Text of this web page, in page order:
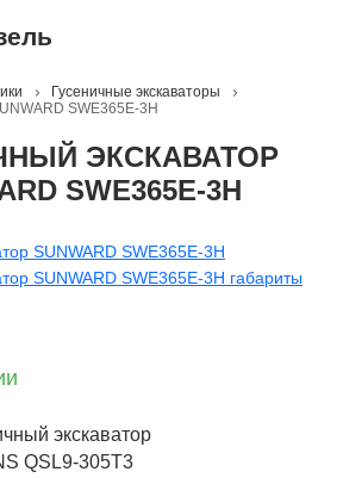
Гусеничные экскаваторы
SWE365E-3H
ЭКСКАВАТОР
SWE365E-3H
экскаватор
QSL9-305T3